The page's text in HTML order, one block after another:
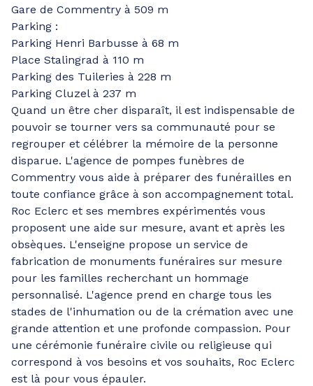
Gare de Commentry à 509 m
Parking :
Parking Henri Barbusse à 68 m
Place Stalingrad à 110 m
Parking des Tuileries à 228 m
Parking Cluzel à 237 m
Quand un être cher disparaît, il est indispensable de
pouvoir se tourner vers sa communauté pour se
regrouper et célébrer la mémoire de la personne
disparue. L'agence de pompes funèbres de
Commentry vous aide à préparer des funérailles en
toute confiance grâce à son accompagnement total.
Roc Eclerc et ses membres expérimentés vous
proposent une aide sur mesure, avant et après les
obsèques. L'enseigne propose un service de
fabrication de monuments funéraires sur mesure
pour les familles recherchant un hommage
personnalisé. L'agence prend en charge tous les
stades de l'inhumation ou de la crémation avec une
grande attention et une profonde compassion. Pour
une cérémonie funéraire civile ou religieuse qui
correspond à vos besoins et vos souhaits, Roc Eclerc
est là pour vous épauler.